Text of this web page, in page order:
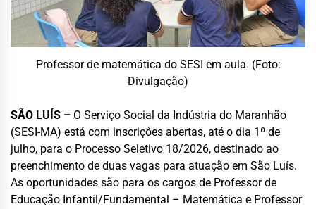
Professor de matemática do SESI em aula. (Foto:
Divulgação)
SÃO LUÍS – O Serviço Social da Indústria do Maranhão
(SESI-MA) está com inscrições abertas, até o dia 1º de
julho, para o Processo Seletivo 18/2026, destinado ao
preenchimento de duas vagas para atuação em São Luís.
As oportunidades são para os cargos de Professor de
Educação Infantil/Fundamental – Matemática e Professor